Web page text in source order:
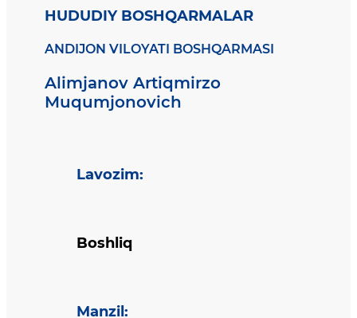
HUDUDIY BOSHQARMALAR
ANDIJON VILOYATI BOSHQARMASI
Alimjanov Artiqmirzo
Muqumjonovich
Lavozim:
Boshliq
Manzil :